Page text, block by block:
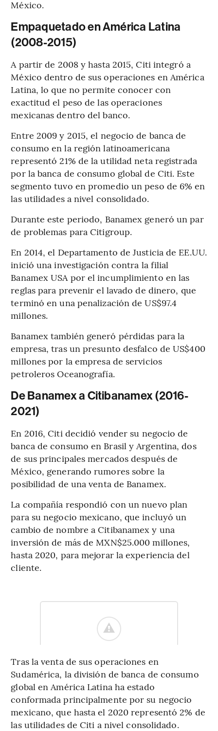
México.
Empaquetado en América Latina
(2008-2015)
A partir de 2008 y hasta 2015, Citi integró a
México dentro de sus operaciones en América
Latina, lo que no permite conocer con
exactitud el peso de las operaciones
mexicanas dentro del banco.
Entre 2009 y 2015, el negocio de banca de
consumo en la región latinoamericana
representó 21% de la utilidad neta registrada
por la banca de consumo global de Citi. Este
segmento tuvo en promedio un peso de 6% en
las utilidades a nivel consolidado.
Durante este periodo, Banamex generó un par
de problemas para Citigroup.
En 2014, el Departamento de Justicia de EE.UU.
inició una investigación contra la filial
Banamex USA por el incumplimiento en las
reglas para prevenir el lavado de dinero, que
terminó en una penalización de US$97.4
millones.
Banamex también generó pérdidas para la
empresa, tras un presunto desfalco de US$400
millones por la empresa de servicios
petroleros Oceanografía.
De Banamex a Citibanamex (2016-
2021)
En 2016, Citi decidió vender su negocio de
banca de consumo en Brasil y Argentina, dos
de sus principales mercados después de
México, generando rumores sobre la
posibilidad de una venta de Banamex.
La compañía respondió con un nuevo plan
para su negocio mexicano, que incluyó un
cambio de nombre a Citibanamex y una
inversión de más de MXN$25.000 millones,
hasta 2020, para mejorar la experiencia del
cliente.
Tras la venta de sus operaciones en
Sudamérica, la división de banca de consumo
global en América Latina ha estado
conformada principalmente por su negocio
mexicano, que hasta el 2020 representó 2% de
las utilidades de Citi a nivel consolidado.